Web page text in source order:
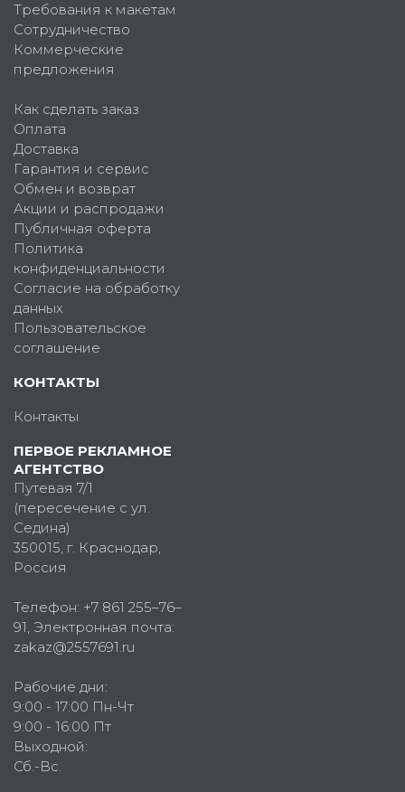
Требования к макетам
Сотрудничество
Коммерческие
предложения
Как сделать заказ
Оплата
Доставка
Гарантия и сервис
Обмен и возврат
Акции и распродажи
Публичная оферта
Политика
конфиденциальности
Согласие на обработку
данных
Пользовательское
соглашение
КОНТАКТЫ
Контакты
ПЕРВОЕ РЕКЛАМНОЕ
АГЕНТСТВО
Путевая 7/1
(пересечение с ул.
Седина)
350015, г. Краснодар,
Россия
Телефон: +7 861 255–76–
91, Электронная почта:
zakaz@2557691.ru
Рабочие дни:
9:00 - 17:00 Пн-Чт
9:00 - 16:00 Пт
Выходной:
Сб.-Вс.